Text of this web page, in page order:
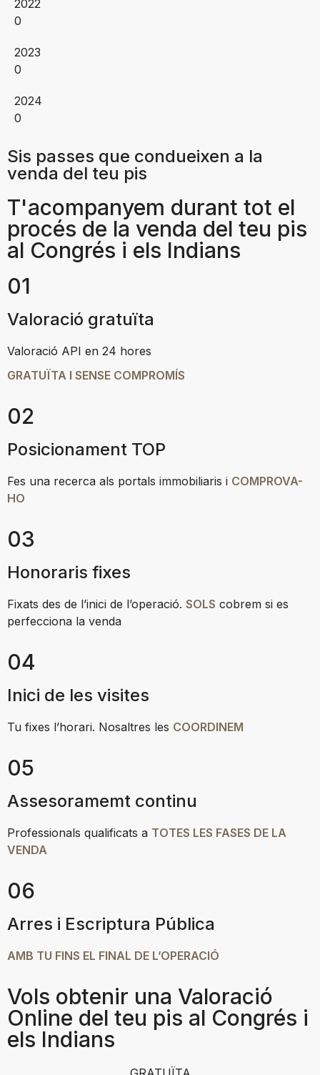
2022
0
2023
0
2024
0
Sis passes que condueixen a la
venda del teu pis
T'acompanyem durant tot el
procés de la venda del teu pis
al Congrés i els Indians
01
Valoració gratuïta
Valoració API en 24 hores
GRATUÏTA I SENSE COMPROMÍS
02
Posicionament TOP
Fes una recerca als portals immobiliaris i COMPROVA-
HO
03
Honoraris fixes
Fixats des de l’inici de l’operació. SOLS cobrem si es
perfecciona la venda
04
Inici de les visites
Tu fixes l’horari. Nosaltres les COORDINEM
05
Assesoramemt continu
Professionals qualificats a TOTES LES FASES DE LA
VENDA
06
Arres i Escriptura Pública
AMB TU FINS EL FINAL DE L’OPERACIÓ
Vols obtenir una Valoració
Online del teu pis al Congrés i
els Indians